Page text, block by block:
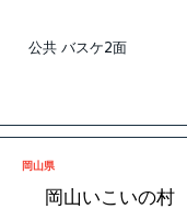
公共 バスケ2面
岡山県
岡山いこいの村